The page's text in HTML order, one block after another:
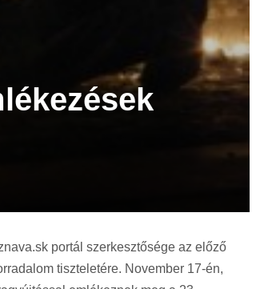
portál szerkesztősége az előző
tiszteletére. November 17-én,